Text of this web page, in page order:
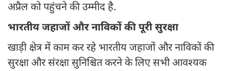
अप्रैल को पहुंचने की उम्मीद है.
भारतीय जहाजों और नाविकों की पूरी सुरक्षा
खाड़ी क्षेत्र में काम कर रहे भारतीय जहाजों और नाविकों की
सुरक्षा और संरक्षा सुनिश्चित करने के लिए सभी आवश्यक